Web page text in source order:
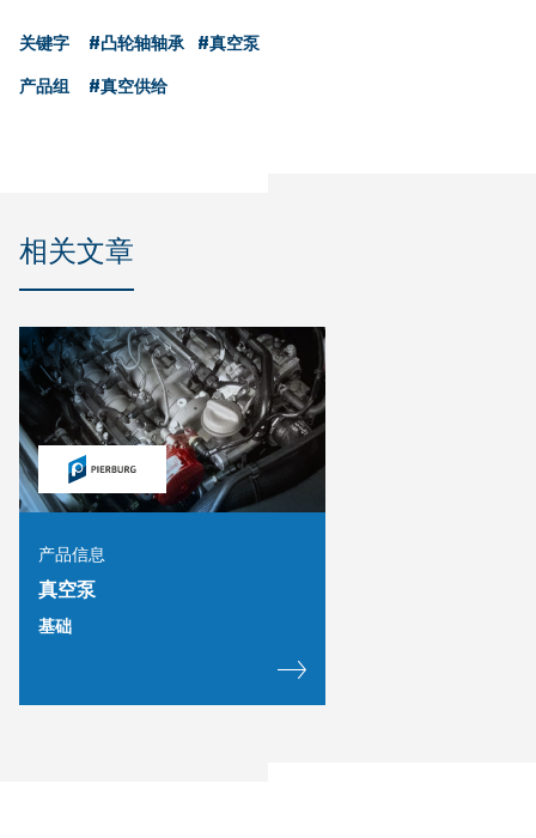
关键字 #凸轮轴轴承
#真空泵
产品组
#真空供给
相关文章
产品信息
真空泵
基础